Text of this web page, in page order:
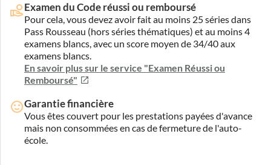
Examen du Code réussi ou remboursé
Pour cela, vous devez avoir fait au moins 25 séries dans
Pass Rousseau (hors séries thématiques) et au moins 4
examens blancs, avec un score moyen de 34/40 aux
examens blancs.
En savoir plus sur le service "Examen Réussi ou
Remboursé"
Garantie financière
Vous êtes couvert pour les prestations payées d'avance
mais non consommées en cas de fermeture de l'auto-
école.